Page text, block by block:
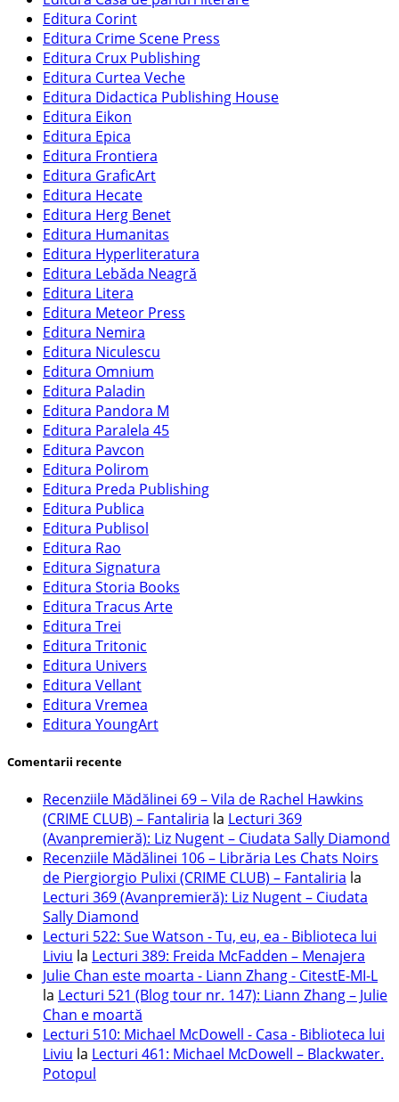
Editura Corint
Editura Crime Scene Press
Editura Crux Publishing
Editura Curtea Veche
Editura Didactica Publishing House
Editura Eikon
Editura Epica
Editura Frontiera
Editura GraficArt
Editura Hecate
Editura Herg Benet
Editura Humanitas
Editura Hyperliteratura
Editura Lebăda Neagră
Editura Litera
Editura Meteor Press
Editura Nemira
Editura Niculescu
Editura Omnium
Editura Paladin
Editura Pandora M
Editura Paralela 45
Editura Pavcon
Editura Polirom
Editura Preda Publishing
Editura Publica
Editura Publisol
Editura Rao
Editura Signatura
Editura Storia Books
Editura Tracus Arte
Editura Trei
Editura Tritonic
Editura Univers
Editura Vellant
Editura Vremea
Editura YoungArt
Comentarii recente
Recenziile Mădălinei 69 – Vila de Rachel Hawkins
(CRIME CLUB) – Fantaliria la Lecturi 369
(Avanpremieră): Liz Nugent – Ciudata Sally Diamond
Recenziile Mădălinei 106 – Librăria Les Chats Noirs
de Piergiorgio Pulixi (CRIME CLUB) – Fantaliria la
Lecturi 369 (Avanpremieră): Liz Nugent – Ciudata
Sally Diamond
Lecturi 522: Sue Watson - Tu, eu, ea - Biblioteca lui
Liviu la Lecturi 389: Freida McFadden – Menajera
Julie Chan este moarta - Liann Zhang - CitestE-MI-L
la Lecturi 521 (Blog tour nr. 147): Liann Zhang – Julie
Chan e moartă
Lecturi 510: Michael McDowell - Casa - Biblioteca lui
Liviu la Lecturi 461: Michael McDowell – Blackwater.
Potopul